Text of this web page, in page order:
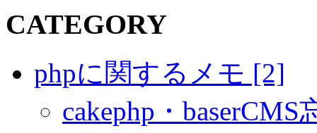
CATEGORY
phpに関するメモ [2]
cakephp・baserCMS